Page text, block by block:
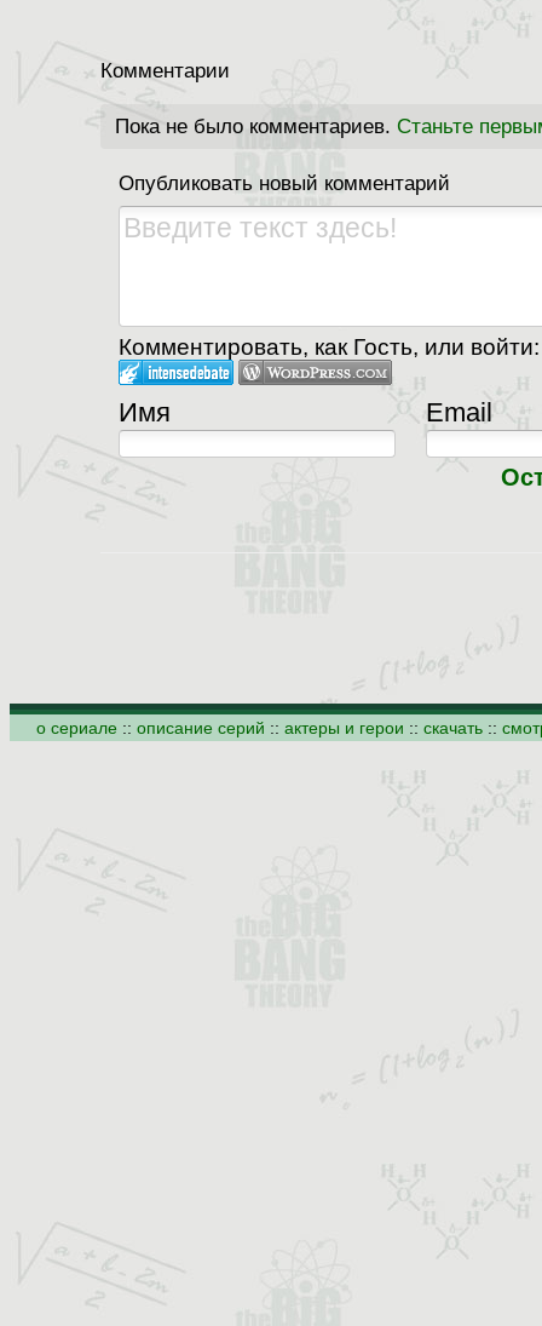
Комментарии
Пока не было комментариев. Станьте
Опубликовать новый комментарий
Комментировать, как Гость, или войти:
Имя Email
о сериале :: описание серий :: актеры и герои :: скачать ::